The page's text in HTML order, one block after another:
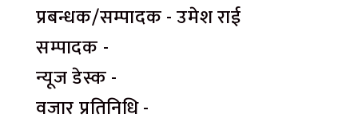
प्रबन्धक/सम्पादक - उमेश राई
सम्पादक -
न्यूज डेस्क -
वजार प्रतिनिधि -